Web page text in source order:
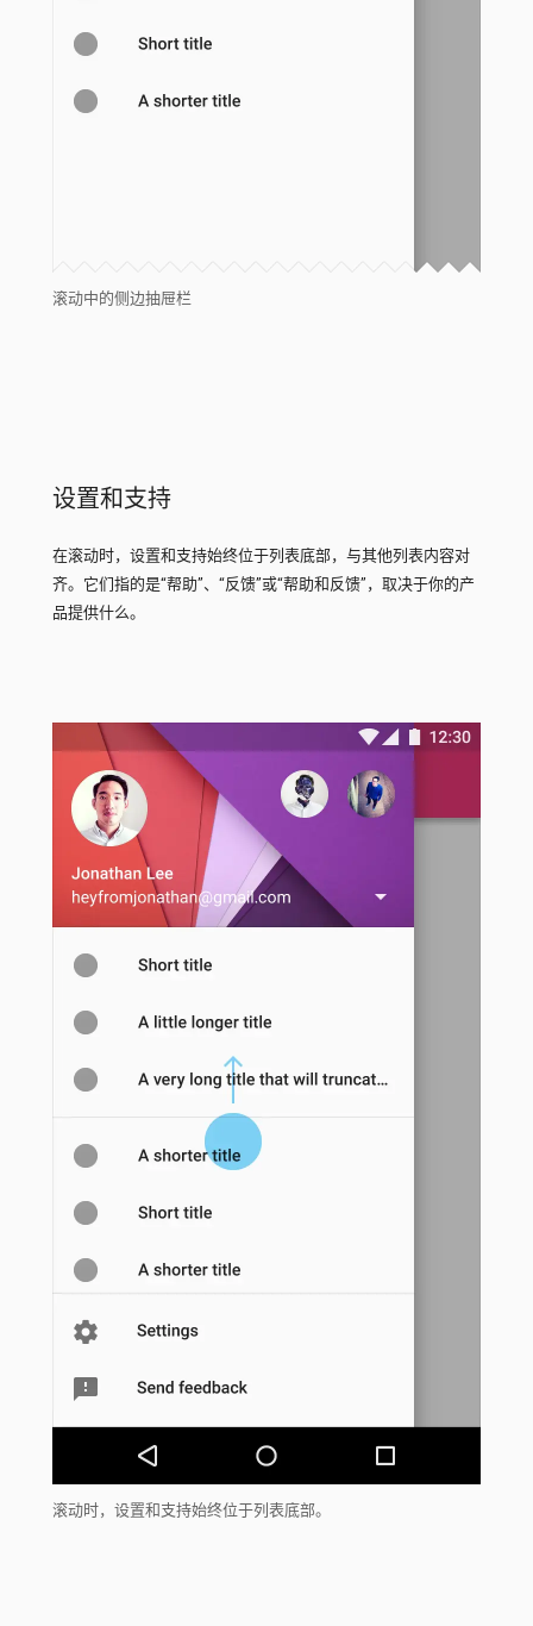
滚动中的侧边抽屉栏
设置和支持
在滚动时，设置和支持始终位于列表底部，与其他列表内容对
齐。它们指的是“帮助”、“反馈”或“帮助和反馈”，取决于你的产
品提供什么。
滚动时，设置和支持始终位于列表底部。